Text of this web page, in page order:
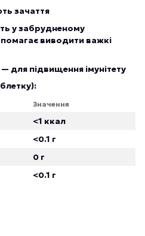
зачаття
у забрудненому
виводити важкі
для підвищення імунітету
Значення
<1 ккал
<0.1 г
0 г
<0.1 г